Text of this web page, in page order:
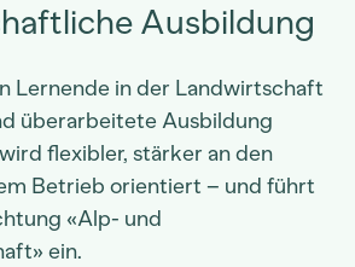
Ausbildung
Lernende in der Landwirtschaft
überarbeitete Ausbildung
flexibler, stärker an den
Betrieb orientiert – und führt
«Alp- und
ein.